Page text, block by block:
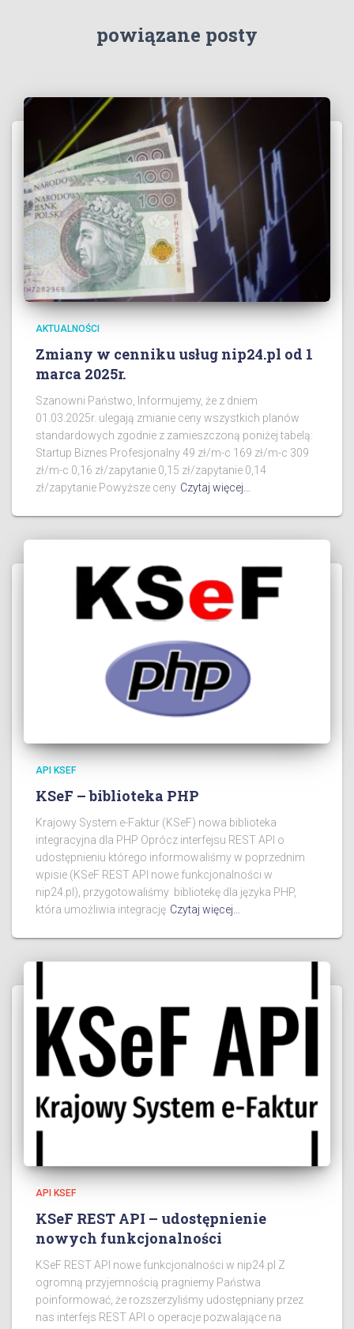
powiązane posty
AKTUALNOŚCI
Zmiany w cenniku usług nip24.pl od 1
marca 2025r.
Szanowni Państwo, Informujemy, że z dniem
01.03.2025r. ulegają zmianie ceny wszystkich planów
standardowych zgodnie z zamieszczoną poniżej tabelą:
Startup Biznes Profesjonalny 49 zł/m-c 169 zł/m-c 309
zł/m-c 0,16 zł/zapytanie 0,15 zł/zapytanie 0,14
zł/zapytanie Powyższe ceny Czytaj więcej…
API KSEF
KSeF – biblioteka PHP
Krajowy System e-Faktur (KSeF) nowa biblioteka
integracyjna dla PHP Oprócz interfejsu REST API o
udostępnieniu którego informowaliśmy w poprzednim
wpisie (KSeF REST API nowe funkcjonalności w
nip24.pl), przygotowaliśmy bibliotekę dla języka PHP,
która umożliwia integrację Czytaj więcej…
API KSEF
KSeF REST API – udostępnienie
nowych funkcjonalności
KSeF REST API nowe funkcjonalności w nip24.pl Z
ogromną przyjemnością pragniemy Państwa
poinformować, że rozszerzyliśmy udostępniany przez
nas interfejs REST API o operacje pozwalające na